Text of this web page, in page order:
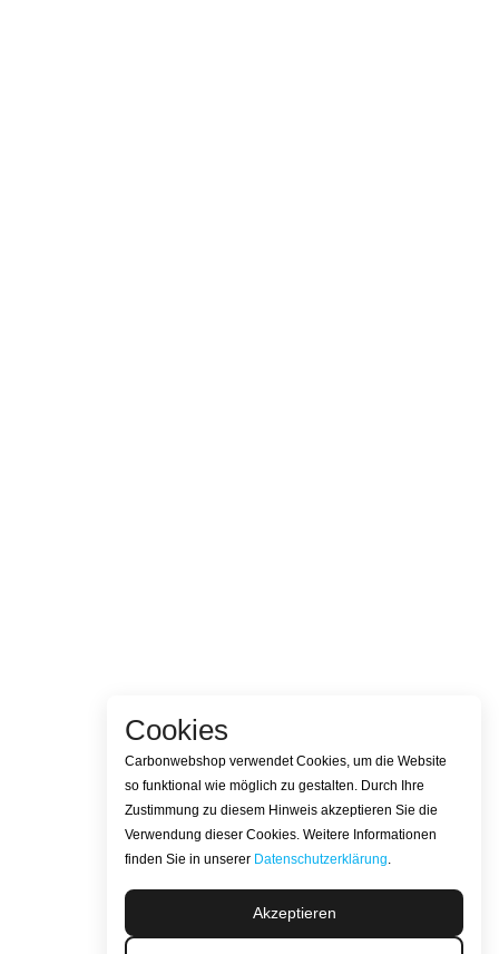
Cookies
Carbonwebshop verwendet Cookies, um die Website
so funktional wie möglich zu gestalten. Durch Ihre
Zustimmung zu diesem Hinweis akzeptieren Sie die
Verwendung dieser Cookies. Weitere Informationen
finden Sie in unserer Datenschutzerklärung.
Akzeptieren